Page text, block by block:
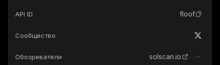
API ID floof
Сообщество
Обозреватели solscan.io